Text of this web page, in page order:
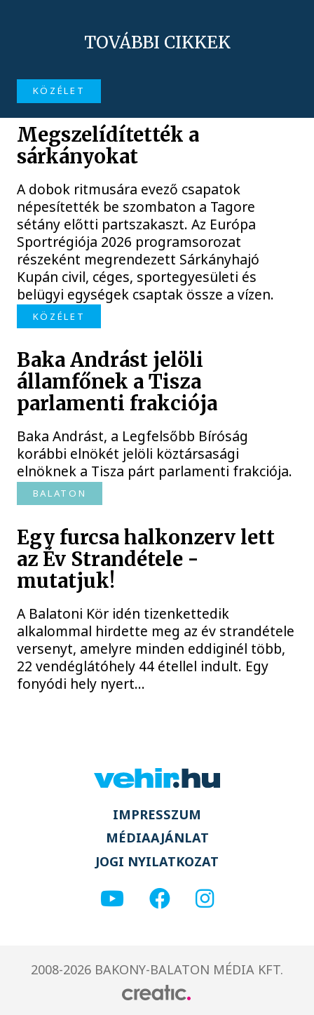
TOVÁBBI CIKKEK
KÖZÉLET
Megszelídítették a
sárkányokat
A dobok ritmusára evező csapatok
népesítették be szombaton a Tagore
sétány előtti partszakaszt. Az Európa
Sportrégiója 2026 programsorozat
részeként megrendezett Sárkányhajó
Kupán civil, céges, sportegyesületi és
belügyi egységek csaptak össze a vízen.
KÖZÉLET
Baka Andrást jelöli
államfőnek a Tisza
parlamenti frakciója
Baka Andrást, a Legfelsőbb Bíróság
korábbi elnökét jelöli köztársasági
elnöknek a Tisza párt parlamenti frakciója.
BALATON
Egy furcsa halkonzerv lett
az Év Strandétele -
mutatjuk!
A Balatoni Kör idén tizenkettedik
alkalommal hirdette meg az év strandétele
versenyt, amelyre minden eddiginél több,
22 vendéglátóhely 44 étellel indult. Egy
fonyódi hely nyert...
IMPRESSZUM
MÉDIAAJÁNLAT
JOGI NYILATKOZAT
2008-2026 BAKONY-BALATON MÉDIA KFT.